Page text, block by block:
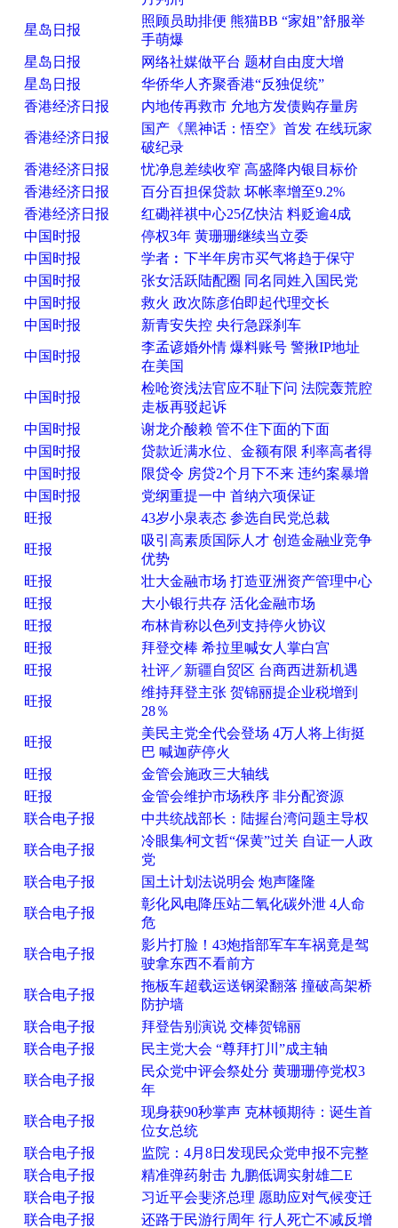
星岛日报
照顾员助排便 熊猫BB “家姐”舒服举
手萌爆
星岛日报
网络社媒做平台 题材自由度大增
星岛日报
华侨华人齐聚香港“反独促统”
香港经济日报
内地传再救市 允地方发债购存量房
香港经济日报
国产《黑神话：悟空》首发 在线玩家
破纪录
香港经济日报
忧净息差续收窄 高盛降内银目标价
香港经济日报
百分百担保贷款 坏帐率增至9.2%
香港经济日报
红磡祥祺中心25亿快沽 料贬逾4成
中国时报
停权3年 黄珊珊继续当立委
中国时报
学者︰下半年房市买气将趋于保守
中国时报
张女活跃陆配圈 同名同姓入国民党
中国时报
救火 政次陈彦伯即起代理交长
中国时报
新青安失控 央行急踩刹车
中国时报
李孟谚婚外情 爆料账号 警揪IP地址
在美国
中国时报
检呛资浅法官应不耻下问 法院轰荒腔
走板再驳起诉
中国时报
谢龙介酸赖 管不住下面的下面
中国时报
贷款近满水位、金额有限 利率高者得
中国时报
限贷令 房贷2个月下不来 违约案暴增
中国时报
党纲重提一中 首纳六项保证
旺报
43岁小泉表态 参选自民党总裁
旺报
吸引高素质国际人才 创造金融业竞争
优势
旺报
壮大金融市场 打造亚洲资产管理中心
旺报
大小银行共存 活化金融市场
旺报
布林肯称以色列支持停火协议
旺报
拜登交棒 希拉里喊女人掌白宫
旺报
社评／新疆自贸区 台商西进新机遇
旺报
维持拜登主张 贺锦丽提企业税增到
28％
旺报
美民主党全代会登场 4万人将上街挺
巴 喊迦萨停火
旺报
金管会施政三大轴线
旺报
金管会维护市场秩序 非分配资源
联合电子报
中共统战部长：陆握台湾问题主导权
联合电子报
冷眼集∕柯文哲“保黄”过关 自证一人政
党
联合电子报
国土计划法说明会 炮声隆隆
联合电子报
彰化风电降压站二氧化碳外泄 4人命
危
联合电子报
影片打脸！43炮指部军车车祸竟是驾
驶拿东西不看前方
联合电子报
拖板车超载运送钢梁翻落 撞破高架桥
防护墙
联合电子报
拜登告别演说 交棒贺锦丽
联合电子报
民主党大会 “尊拜打川”成主轴
联合电子报
民众党中评会祭处分 黄珊珊停党权3
年
联合电子报
现身获90秒掌声 克林顿期待：诞生首
位女总统
联合电子报
监院：4月8日发现民众党申报不完整
联合电子报
精准弹药射击 九鹏低调实射雄二E
联合电子报
习近平会斐济总理 愿助应对气候变迁
联合电子报
还路于民游行周年 行人死亡不减反增